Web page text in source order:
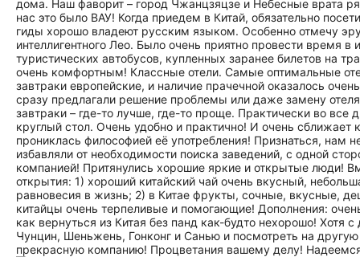
дома. Наш фаворит – город Чжанцзяцзе и Небесные врата
нас это было ВАУ! Когда приедем в Китай, обязательно
гиды хорошо владеют русским языком. Особенно отмечу
интеллигентного Лео. Было очень приятно провести время
туристических автобусов, купленных заранее билетов на
очень комфортным! Классные отели. Самые оптимальные
завтраки европейские, и наличие прачечной оказалось
сразу предлагали решение проблемы или даже замену
завтраки – где-то лучше, где-то проще. Практически во
круглый стол. Очень удобно и практично! И очень
прониклась философией её употребления! Признаться,
избавляли от необходимости поиска заведений, с одной
компанией! Притянулись хорошие яркие и открытые люди!
открытия: 1) хороший китайский чай очень вкусный,
равновесия в жизнь; 2) в Китае фрукты, сочные, вкусные,
китайцы очень терпеливые и помогающие! Дополнения:
как вернуться из Китая без панд как-будто нехорошо! Хотя
Чунцин, Шеньжень, Гонконг и Санью и посмотреть на
прекрасную компанию! Процветания вашему делу!